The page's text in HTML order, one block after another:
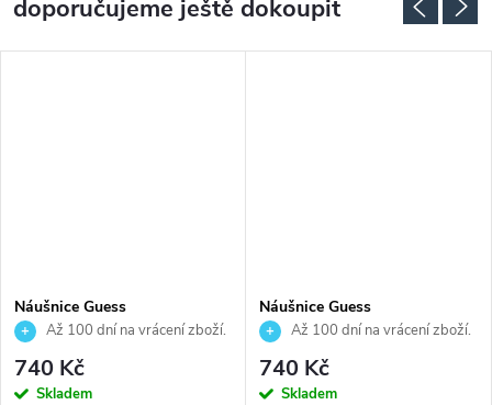
doporučujeme ještě dokoupit
Náušnice Guess
JUBE02244JWYGEMT
Až 100 dní na vrácení zboží.
Autorizovaný prodejce.
740 Kč
Skladem
Náušnice Guess
JUBE02247JWYGT
Až 100 dní na vrácení zboží.
Autorizovaný prodejce.
740 Kč
Skladem